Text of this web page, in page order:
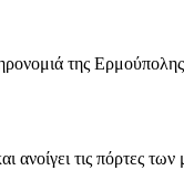
της
ανοίγει τις πόρτες